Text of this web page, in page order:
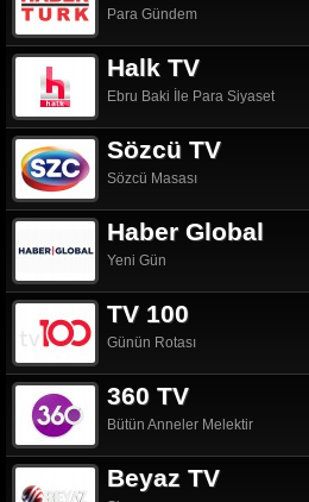
Para Gündem
Halk TV
Ebru Baki İle Para Siyaset
Sözcü TV
Sözcü Masası
Haber Global
Yeni Gün
TV 100
Günün Rotası
360 TV
Bütün Anneler Melektir
Beyaz TV